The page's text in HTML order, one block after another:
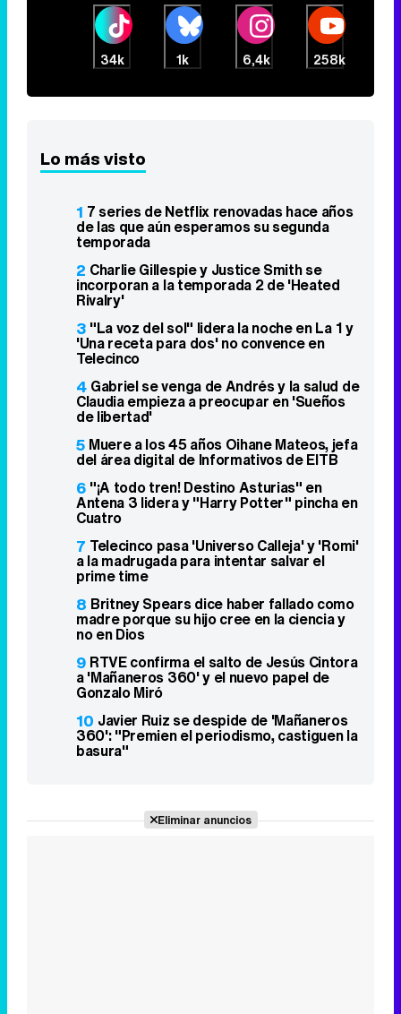
34k 1k 6,4k 258k
Lo más visto
1 7 series de Netflix renovadas hace años
de las que aún esperamos su segunda
temporada
2 Charlie Gillespie y Justice Smith se
incorporan a la temporada 2 de 'Heated
Rivalry'
3 "La voz del sol" lidera la noche en La 1 y
'Una receta para dos' no convence en
Telecinco
4 Gabriel se venga de Andrés y la salud de
Claudia empieza a preocupar en 'Sueños
de libertad'
5 Muere a los 45 años Oihane Mateos, jefa
del área digital de Informativos de EITB
6 "¡A todo tren! Destino Asturias" en
Antena 3 lidera y "Harry Potter" pincha en
Cuatro
7 Telecinco pasa 'Universo Calleja' y 'Romi'
a la madrugada para intentar salvar el
prime time
8 Britney Spears dice haber fallado como
madre porque su hijo cree en la ciencia y
no en Dios
9 RTVE confirma el salto de Jesús Cintora
a 'Mañaneros 360' y el nuevo papel de
Gonzalo Miró
10 Javier Ruiz se despide de 'Mañaneros
360': "Premien el periodismo, castiguen la
basura"
Eliminar anuncios